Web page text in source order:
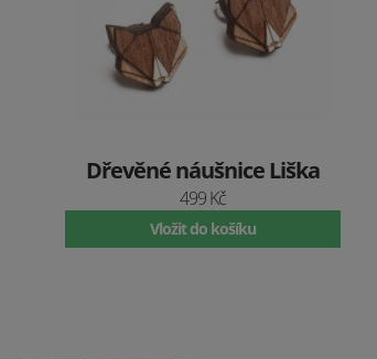
Dřevěné náušnice Liška
499 Kč
Vložit do košíku